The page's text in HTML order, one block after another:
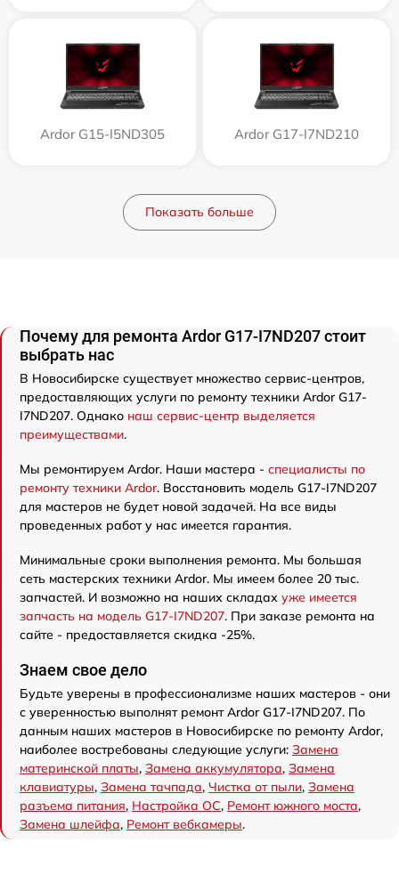
Ardor G15-I5ND305 Ardor G17-I7ND210
Показать больше
Почему для ремонта Ardor G17-I7ND207 стоит
выбрать нас
В Новосибирске существует множество сервис-центров,
предоставляющих услуги по ремонту техники Ardor G17-
I7ND207. Однако наш сервис-центр выделяется
преимуществами.
Мы ремонтируем Ardor. Наши мастера - специалисты по
ремонту техники Ardor. Восстановить модель G17-I7ND207
для мастеров не будет новой задачей. На все виды
проведенных работ у нас имеется гарантия.
Минимальные сроки выполнения ремонта. Мы большая
сеть мастерских техники Ardor. Мы имеем более 20 тыс.
запчастей. И возможно на наших складах уже имеется
запчасть на модель G17-I7ND207. При заказе ремонта на
сайте - предоставляется скидка -25%.
Знаем свое дело
Будьте уверены в профессионализме наших мастеров - они
с уверенностью выполнят ремонт Ardor G17-I7ND207. По
данным наших мастеров в Новосибирске по ремонту Ardor,
наиболее востребованы следующие услуги: Замена
материнской платы, Замена аккумулятора, Замена
клавиатуры, Замена тачпада, Чистка от пыли, Замена
разъема питания, Настройка ОС, Ремонт южного моста,
Замена шлейфа, Ремонт вебкамеры.